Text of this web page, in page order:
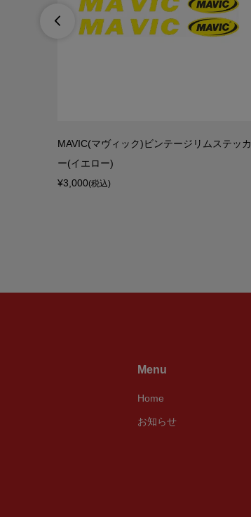

MAVIC(マヴィック)ビンテージリムステッカ
ー(イエロー)
¥3,000(税込)
Menu
Home
お知らせ